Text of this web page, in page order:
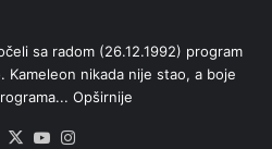
sa radom (26.12.1992) program
nikada nije stao, a boje
Opširnije
Facebook
X YouTube